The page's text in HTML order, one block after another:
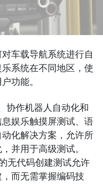
车载导航系统进行自
系统在不同地区，使
功能。
协作机器人自动化和
娱乐触摸屏测试、语
化解决方案，允许所
并用于高级测试。
无代码创建测试允许
而无需掌握编码技